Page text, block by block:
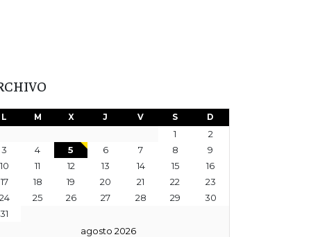
agosto 2026
L M X J V S D
1
2
3
4 5 6 7 8
9
10
11 12 13 14 15
16
17
18 19 20 21 22
23
25 26 27 28 29
30
31